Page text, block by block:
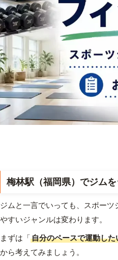
梅林駅（福岡県）でジム
ジムと一言でいっても、スポー
やすいジャンルは変わります。
まずは「自分のペースで運動した
から考えてみましょう。